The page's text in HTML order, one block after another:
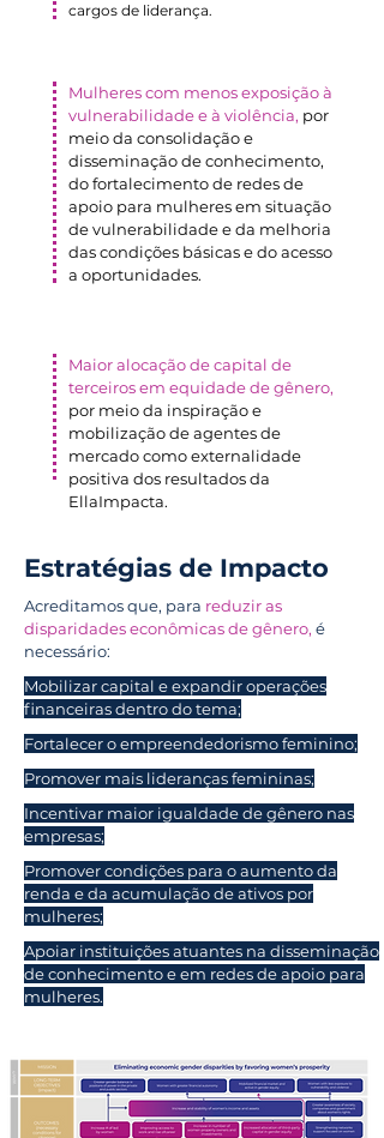
cargos de liderança.
Mulheres com menos exposição à
vulnerabilidade e à violência, por
meio da consolidação e
disseminação de conhecimento,
do fortalecimento de redes de
apoio para mulheres em situação
de vulnerabilidade e da melhoria
das condições básicas e do acesso
a oportunidades.
Maior alocação de capital de
terceiros em equidade de gênero,
por meio da inspiração e
mobilização de agentes de
mercado como externalidade
positiva dos resultados da
EllaImpacta.
Estratégias de Impacto
Acreditamos que, para reduzir as
disparidades econômicas de gênero, é
necessário:
Mobilizar capital e expandir operações
financeiras dentro do tema;
Fortalecer o empreendedorismo feminino;
Promover mais lideranças femininas;
Incentivar maior igualdade de gênero nas
empresas;
Promover condições para o aumento da
renda e da acumulação de ativos por
mulheres;
Apoiar instituições atuantes na disseminação
de conhecimento e em redes de apoio para
mulheres.